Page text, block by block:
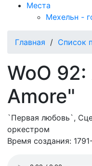
Места
Мехельн -
Главная / Список
WoO
Amore"
`Первая любовь`,
оркестром
Время создания: